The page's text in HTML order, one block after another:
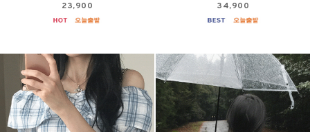
23,900 34,900